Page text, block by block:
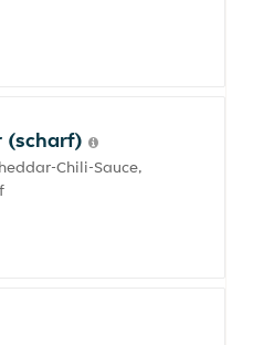
(scharf)
Chili-Sauce,